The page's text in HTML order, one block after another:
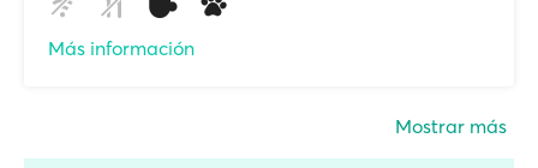
Más información
Mostrar más